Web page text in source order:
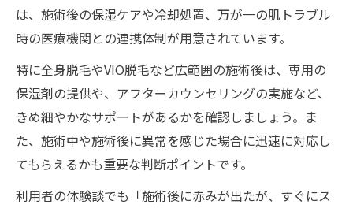
は、施術後の保湿ケアや冷却処置、万が一の肌トラブル
時の医療機関との連携体制が用意されています。
特に全身脱毛やVIO脱毛など広範囲の施術後は、専用の
保湿剤の提供や、アフターカウンセリングの実施など、
きめ細やかなサポートがあるかを確認しましょう。ま
た、施術中や施術後に異常を感じた場合に迅速に対応し
てもらえるかも重要な判断ポイントです。
利用者の体験談でも「施術後に赤みが出たが、すぐにス